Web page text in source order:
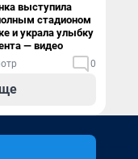
выступила
стадионом
и украла улыбку
— видео
0